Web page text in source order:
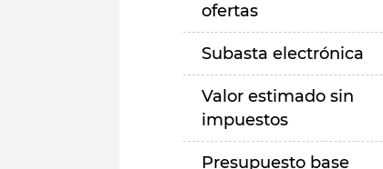
ofertas
Subasta electrónica
Valor estimado sin
impuestos
Presupuesto base